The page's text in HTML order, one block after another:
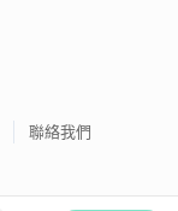
聯絡我們